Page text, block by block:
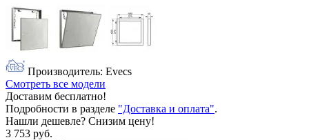
Производитель: Evecs
Смотреть все модели
Доставим бесплатно!
Подробности в разделе "Доставка и оплата".
Нашли дешевле? Снизим цену!
3 753 руб.